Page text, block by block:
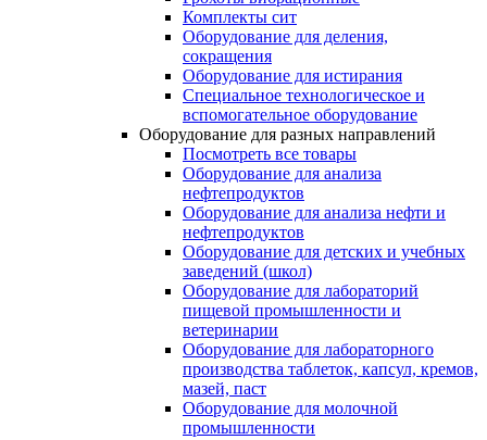
Комплекты сит
Оборудование для деления,
сокращения
Оборудование для истирания
Специальное технологическое и
вспомогательное оборудование
Оборудование для разных направлений
Посмотреть все товары
Оборудование для анализа
нефтепродуктов
Оборудование для анализа нефти и
нефтепродуктов
Оборудование для детских и учебных
заведений (школ)
Оборудование для лабораторий
пищевой промышленности и
ветеринарии
Оборудование для лабораторного
производства таблеток, капсул, кремов,
мазей, паст
Оборудование для молочной
промышленности